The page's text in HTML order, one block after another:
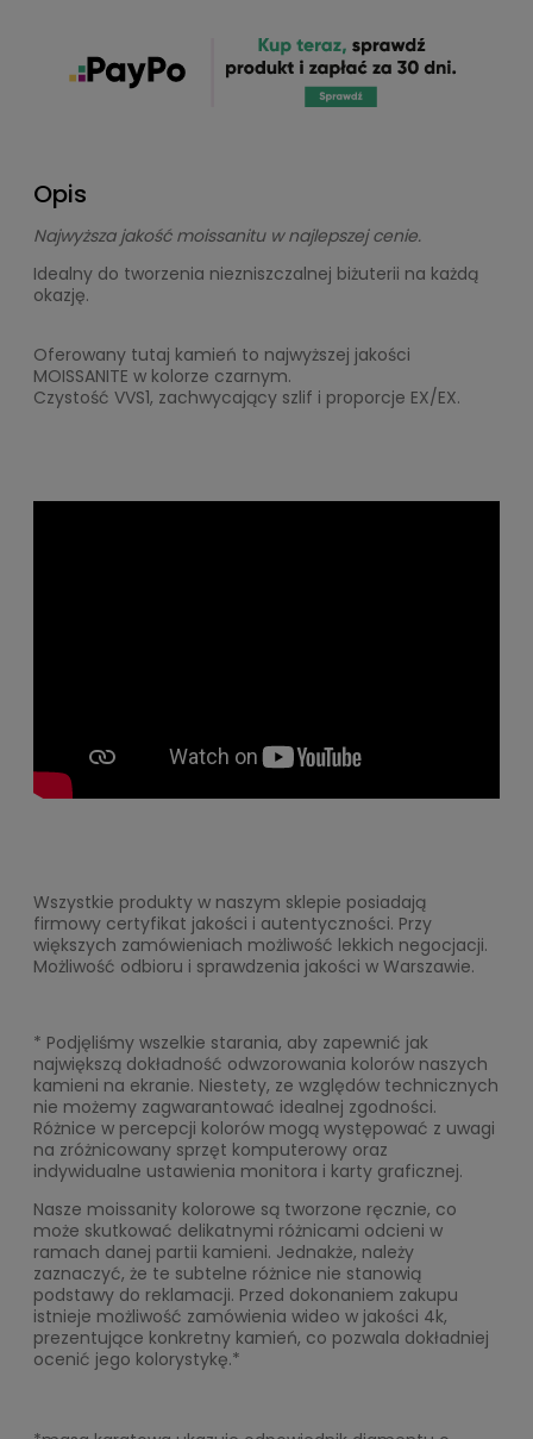
Opis
Najwyższa jakość moissanitu w najlepszej cenie.
Idealny do tworzenia niezniszczalnej biżuterii na każdą
okazję.
Oferowany tutaj kamień to najwyższej jakości
MOISSANITE w kolorze czarnym.
Czystość VVS1, zachwycający szlif i proporcje EX/EX.
Wszystkie produkty w naszym sklepie posiadają
firmowy certyfikat jakości i autentyczności. Przy
większych zamówieniach możliwość lekkich negocjacji.
Możliwość odbioru i sprawdzenia jakości w Warszawie.
* Podjęliśmy wszelkie starania, aby zapewnić jak
największą dokładność odwzorowania kolorów naszych
kamieni na ekranie. Niestety, ze względów technicznych
nie możemy zagwarantować idealnej zgodności.
Różnice w percepcji kolorów mogą występować z uwagi
na zróżnicowany sprzęt komputerowy oraz
indywidualne ustawienia monitora i karty graficznej.
Nasze moissanity kolorowe są tworzone ręcznie, co
może skutkować delikatnymi różnicami odcieni w
ramach danej partii kamieni. Jednakże, należy
zaznaczyć, że te subtelne różnice nie stanowią
podstawy do reklamacji. Przed dokonaniem zakupu
istnieje możliwość zamówienia wideo w jakości 4k,
prezentujące konkretny kamień, co pozwala dokładniej
ocenić jego kolorystykę.*